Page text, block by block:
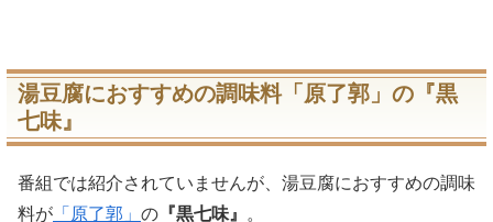
湯豆腐におすすめの調味料「原了郭」の『黒
七味』
番組では紹介されていませんが、湯豆腐におすすめの調味
料が 「原了郭」 の 『黒七味』 。